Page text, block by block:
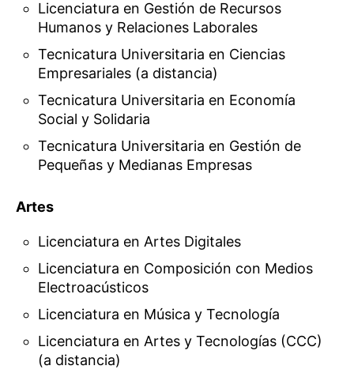
Licenciatura en Gestión de Recursos
Humanos y Relaciones Laborales
Tecnicatura Universitaria en Ciencias
Empresariales (a distancia)
Tecnicatura Universitaria en Economía
Social y Solidaria
Tecnicatura Universitaria en Gestión de
Pequeñas y Medianas Empresas
Artes
Licenciatura en Artes Digitales
Licenciatura en Composición con Medios
Electroacústicos
Licenciatura en Música y Tecnología
Licenciatura en Artes y Tecnologías (CCC)
(a distancia)